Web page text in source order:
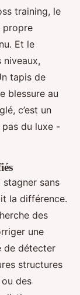
training, le
propre
Et le
tapis de
blessure au
c’est un
pas du luxe -
sans
la différence.
des
une
de détecter
structures
des